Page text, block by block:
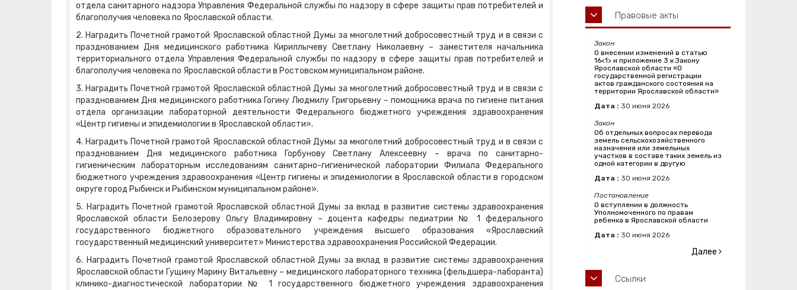
отдела санитарного надзора Управления Федеральной службы по надзору в сфере защиты прав потребителей и
благополучия человека по Ярославской области.
2. Наградить Почетной грамотой Ярославской областной Думы за многолетний добросовестный труд и в связи с
празднованием Дня медицинского работника Кириллычеву Светлану Николаевну – заместителя начальника
территориального отдела Управления Федеральной службы по надзору в сфере защиты прав потребителей и
благополучия человека по Ярославской области в Ростовском муниципальном районе.
3. Наградить Почетной грамотой Ярославской областной Думы за многолетний добросовестный труд и в связи с
празднованием Дня медицинского работника Гогину Людмилу Григорьевну – помощника врача по гигиене питания
отдела организации лабораторной деятельности Федерального бюджетного учреждения здравоохранения
«Центр гигиены и эпидемиологии в Ярославской области».
4. Наградить Почетной грамотой Ярославской областной Думы за многолетний добросовестный труд и в связи с
празднованием Дня медицинского работника Горбунову Светлану Алексеевну – врача по санитарно-
гигиеническим лабораторным исследованиям санитарно-гигиенической лаборатории Филиала Федерального
бюджетного учреждения здравоохранения «Центр гигиены и эпидемиологии в Ярославской области в городском
округе город Рыбинск и Рыбинском муниципальном районе».
5. Наградить Почетной грамотой Ярославской областной Думы за вклад в развитие системы здравоохранения
Ярославской области Белозерову Ольгу Владимировну – доцента кафедры педиатрии № 1 федерального
государственного бюджетного образовательного учреждения высшего образования «Ярославский
государственный медицинский университет» Министерства здравоохранения Российской Федерации.
6. Наградить Почетной грамотой Ярославской областной Думы за вклад в развитие системы здравоохранения
Ярославской области Гущину Марину Витальевну – медицинского лабораторного техника (фельдшера-лаборанта)
клинико-диагностической лаборатории № 1 государственного бюджетного учреждения здравоохранения
Правовые акты
Закон
О внесении изменений в статью
16<1> и приложение 3 к Закону
Ярославской области «О
государственной регистрации
актов гражданского состояния на
территории Ярославской области»
Дата : 30 июня 2026
Закон
Об отдельных вопросах перевода
земель сельскохозяйственного
назначения или земельных
участков в составе таких земель из
одной категории в другую
Дата : 30 июня 2026
Постановление
О вступлении в должность
Уполномоченного по правам
ребенка в Ярославской области
Дата : 30 июня 2026
Далее
Ссылки